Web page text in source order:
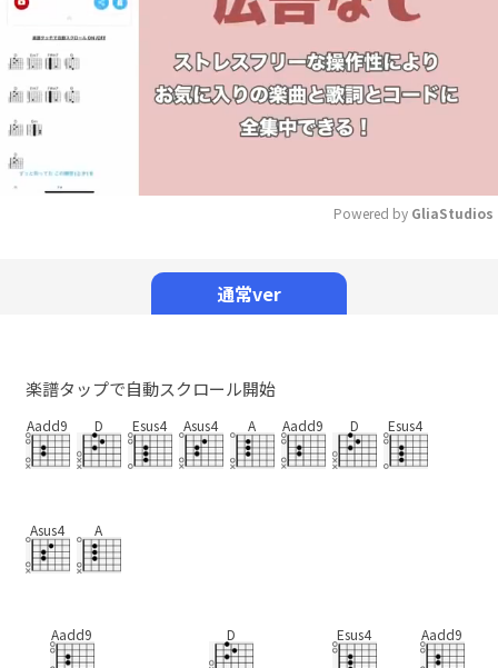
Powered by GliaStudios
通常ver
楽譜タップで自動スクロール開始
Aadd9 D Esus4 Asus4 A Aadd9 D Esus4
Asus4 A
Aadd9 D Esus4 Aadd9